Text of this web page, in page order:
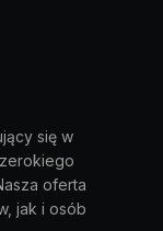
się w
oferta
jak i osób